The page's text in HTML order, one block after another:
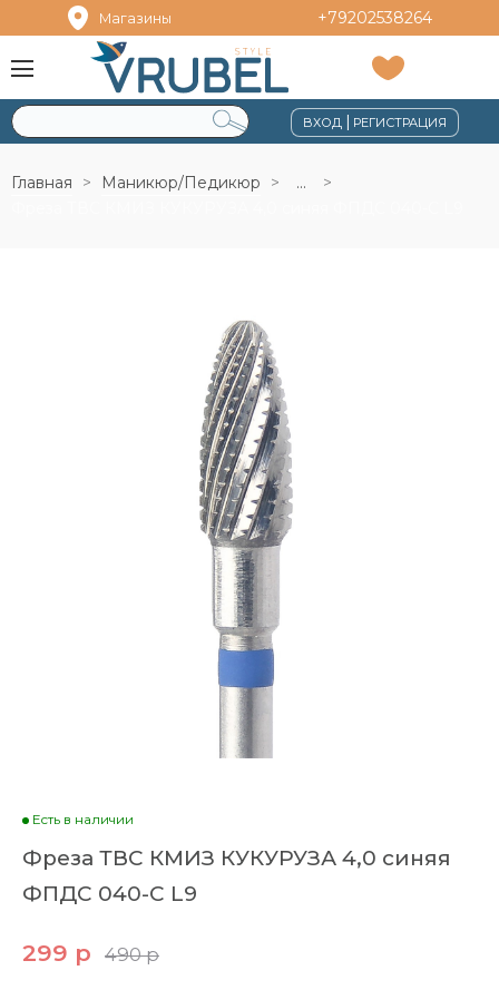
Магазины +79202538264
ВХОД |РЕГИСТРАЦИЯ
Главная Маникюр/Педикюр
...
Есть в наличии
Фреза ТВС КМИЗ КУКУРУЗА 4,0 синяя
ФПДС 040-С L9
299 р 490 р